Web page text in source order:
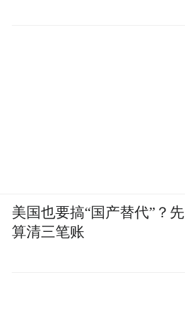
美国也要搞“国产替代”？先
算清三笔账